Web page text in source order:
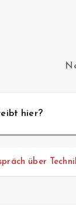
hier?
über